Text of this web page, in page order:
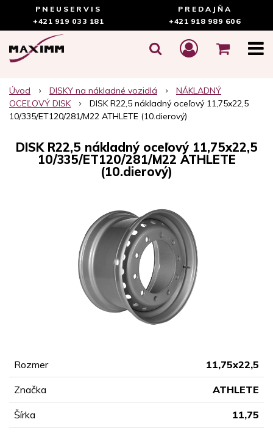
PNEUSERVIS
+421 919 033 181
PREDAJŇA
+421 918 989 606
Úvod DISKY na nákladné vozidlá
NÁKLADNÝ
OCEĽOVÝ DISK
DISK R22,5 nákladný oceľový 11,75x22,5
10/335/ET120/281/M22 ATHLETE (10.dierový)
DISK R22,5 nákladný oceľový 11,75x22,5
10/335/ET120/281/M22 ATHLETE
(10.dierový)
Rozmer 11,75x22,5
Značka ATHLETE
Šírka 11,75